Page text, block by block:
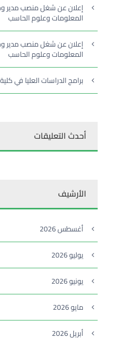
إعلان عن شغل منصب مدير
المعلومات وعلوم الحاسب
إعلان عن شغل منصب مدير
المعلومات وعلوم الحاسب
برامج الدراسات العليا في
أحدث التعليقات
الأرشيف
أغسطس 2026
يوليو 2026
يونيو 2026
مايو 2026
أبريل 2026